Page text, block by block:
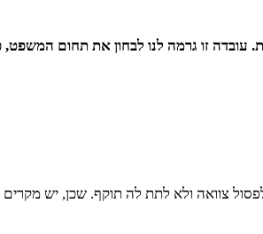
עובדה זו גרמה לנו לבחון את תחום המשפט,
צוואה ולא לתת לה תוקף. שכן, יש